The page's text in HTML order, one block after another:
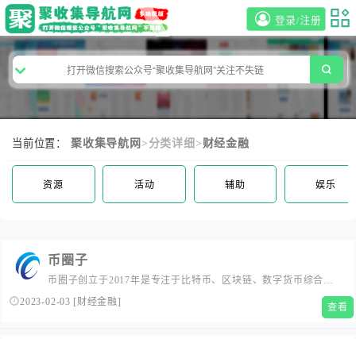
登录/注册
当前位置： 聚收集导航网 >分类详细> 财经金融
资源 活动 辅助 娱乐
币圈子
币圈子创立于2017年是专注于比特币、区块链、数字货币综合性
全媒体平台，能24小时为投资者提供数字货币实时价格行情、数
据分析、区块链数字货币知识、聚焦全球区块链市场动态是币圈
2023-02-03 [财经金融] 查看